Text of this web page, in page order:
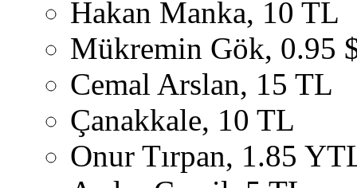
Hakan Manka, 10 TL
Mükremin Gök, 0.95
Cemal Arslan, 15 TL
Çanakkale, 10 TL
Onur Tırpan, 1.85